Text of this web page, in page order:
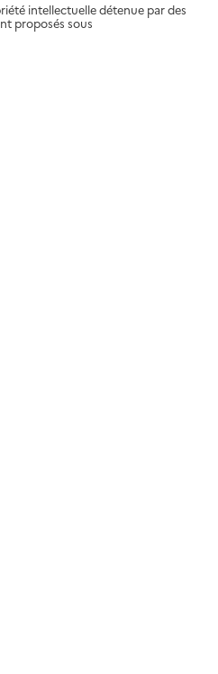
intellectuelle détenue par des
proposés sous